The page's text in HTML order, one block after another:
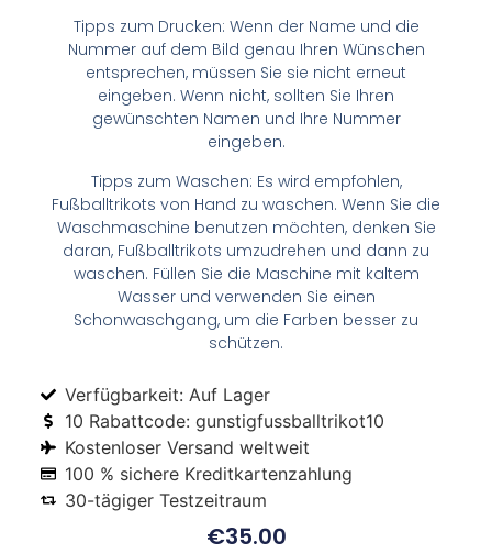
Tipps zum Drucken: Wenn der Name und die
Nummer auf dem Bild genau Ihren Wünschen
entsprechen, müssen Sie sie nicht erneut
eingeben. Wenn nicht, sollten Sie Ihren
gewünschten Namen und Ihre Nummer
eingeben.
Tipps zum Waschen: Es wird empfohlen,
Fußballtrikots von Hand zu waschen. Wenn Sie die
Waschmaschine benutzen möchten, denken Sie
daran, Fußballtrikots umzudrehen und dann zu
waschen. Füllen Sie die Maschine mit kaltem
Wasser und verwenden Sie einen
Schonwaschgang, um die Farben besser zu
schützen.
Verfügbarkeit: Auf Lager
10 Rabattcode: gunstigfussballtrikot10
Kostenloser Versand weltweit
100 % sichere Kreditkartenzahlung
30-tägiger Testzeitraum
€35.00